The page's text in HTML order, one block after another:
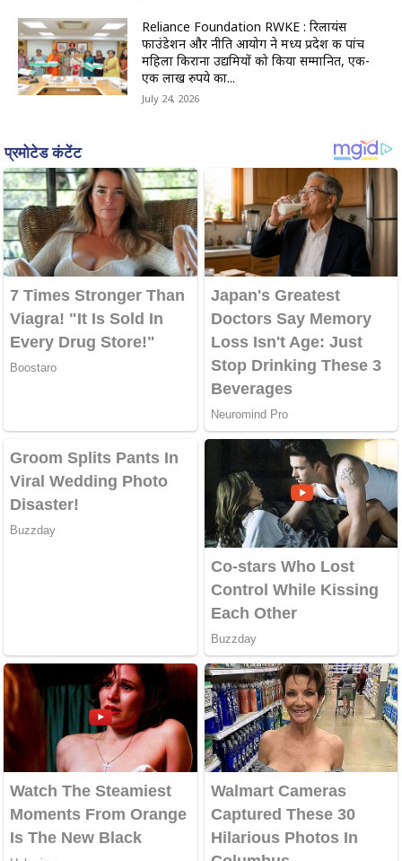
Reliance Foundation RWKE : रिलायंस
फाउंडेशन और नीति आयोग ने मध्य प्रदेश की पांच
महिला किराना उद्यमियों को किया सम्मानित, एक-
एक लाख रुपये का...
July 24, 2026